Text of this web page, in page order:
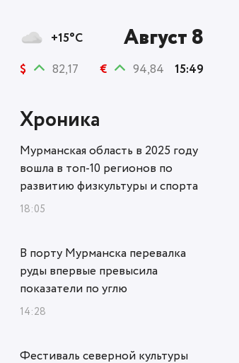
+15°C Август 8
$ 82,17 € 94,84 15:49
Хроника
Мурманская область в 2025 году
вошла в топ‑10 регионов по
развитию физкультуры и спорта
18:05
В порту Мурманска перевалка
руды впервые превысила
показатели по углю
14:28
Фестиваль северной культуры